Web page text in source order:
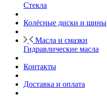
Стекла
Колёсные диски и шины
Масла и смазки
Гидравлические масла
Контакты
Доставка и оплата